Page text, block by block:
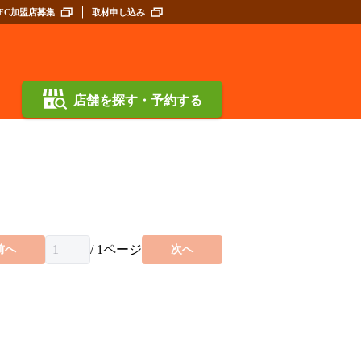
加盟店募集 取材申し込み
店舗を探す・予約する
へ / 1ページ 次へ